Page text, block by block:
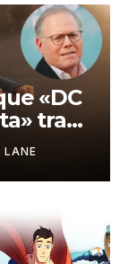
«DC
tras
LANE